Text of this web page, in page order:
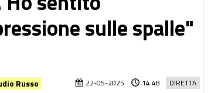
sulle spalle"
DIRETTA
22-05-2025 14:48
Russo